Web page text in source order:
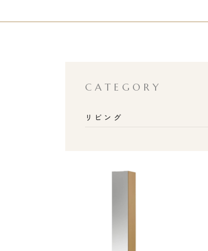
CATEGORY
リビング